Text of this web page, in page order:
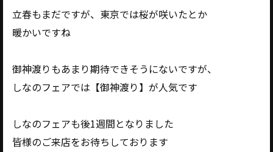
立春もまだですが、東京では桜が咲いたとか
暖かいですね
御神渡りもあまり期待できそうにないですが、
しなのフェアでは【御神渡り】が人気です
しなのフェアも後1週間となりました
皆様のご来店をお待ちしております